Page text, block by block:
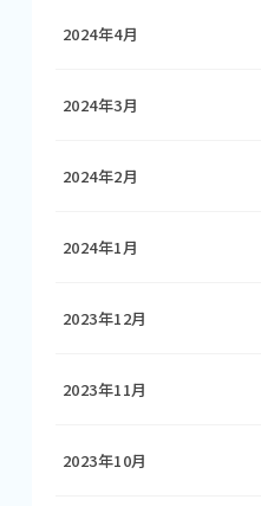
2024年4月
2024年3月
2024年2月
2024年1月
2023年12月
2023年11月
2023年10月